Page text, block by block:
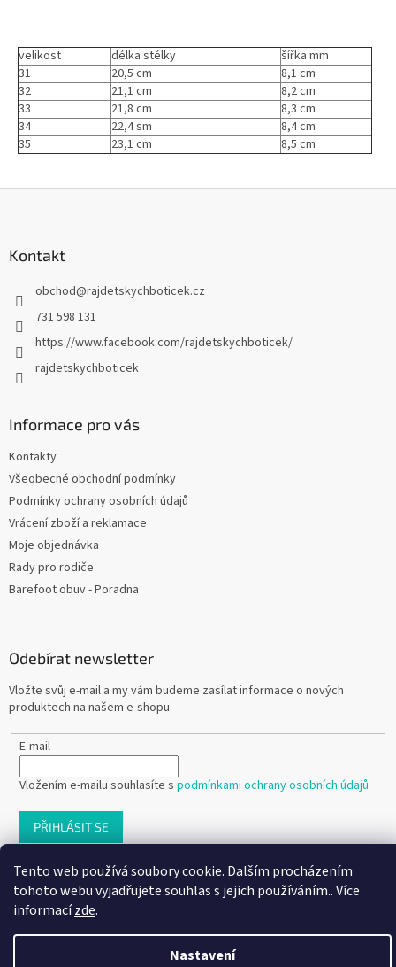
Tento web používá soubory cookie. Dalším procházením
tohoto webu vyjadřujete souhlas s jejich používáním.. Více
informacízde.
Nastavení
velikost délka stélky
šířka mm
31
20,5 cm
8,1 cm
32
21,1 cm
8,2 cm
33
21,8 cm
8,3 cm
34
22,4 sm
8,4 cm
35
23,1 cm 8,5 cm
Kontakt
obchod@rajdetskychboticek.cz
731 598 131
https://www.facebook.com/rajdetskychboticek/
rajdetskychboticek
Informace pro vás
Kontakty
Všeobecné obchodní podmínky
Podmínky ochrany osobních údajů
Vrácení zboží a reklamace
Moje objednávka
Rady pro rodiče
Barefoot obuv - Poradna
Odebírat newsletter
Vložte svůj e-mail a my vám budeme zasílat informace o nových
produktech na našem e-shopu.
E-mail
Vložením e-mailu souhlasíte s podmínkami ochrany osobních údajů
PŘIHLÁSIT SE
Ráj dětských botiček. Všechna práva vyhrazena.